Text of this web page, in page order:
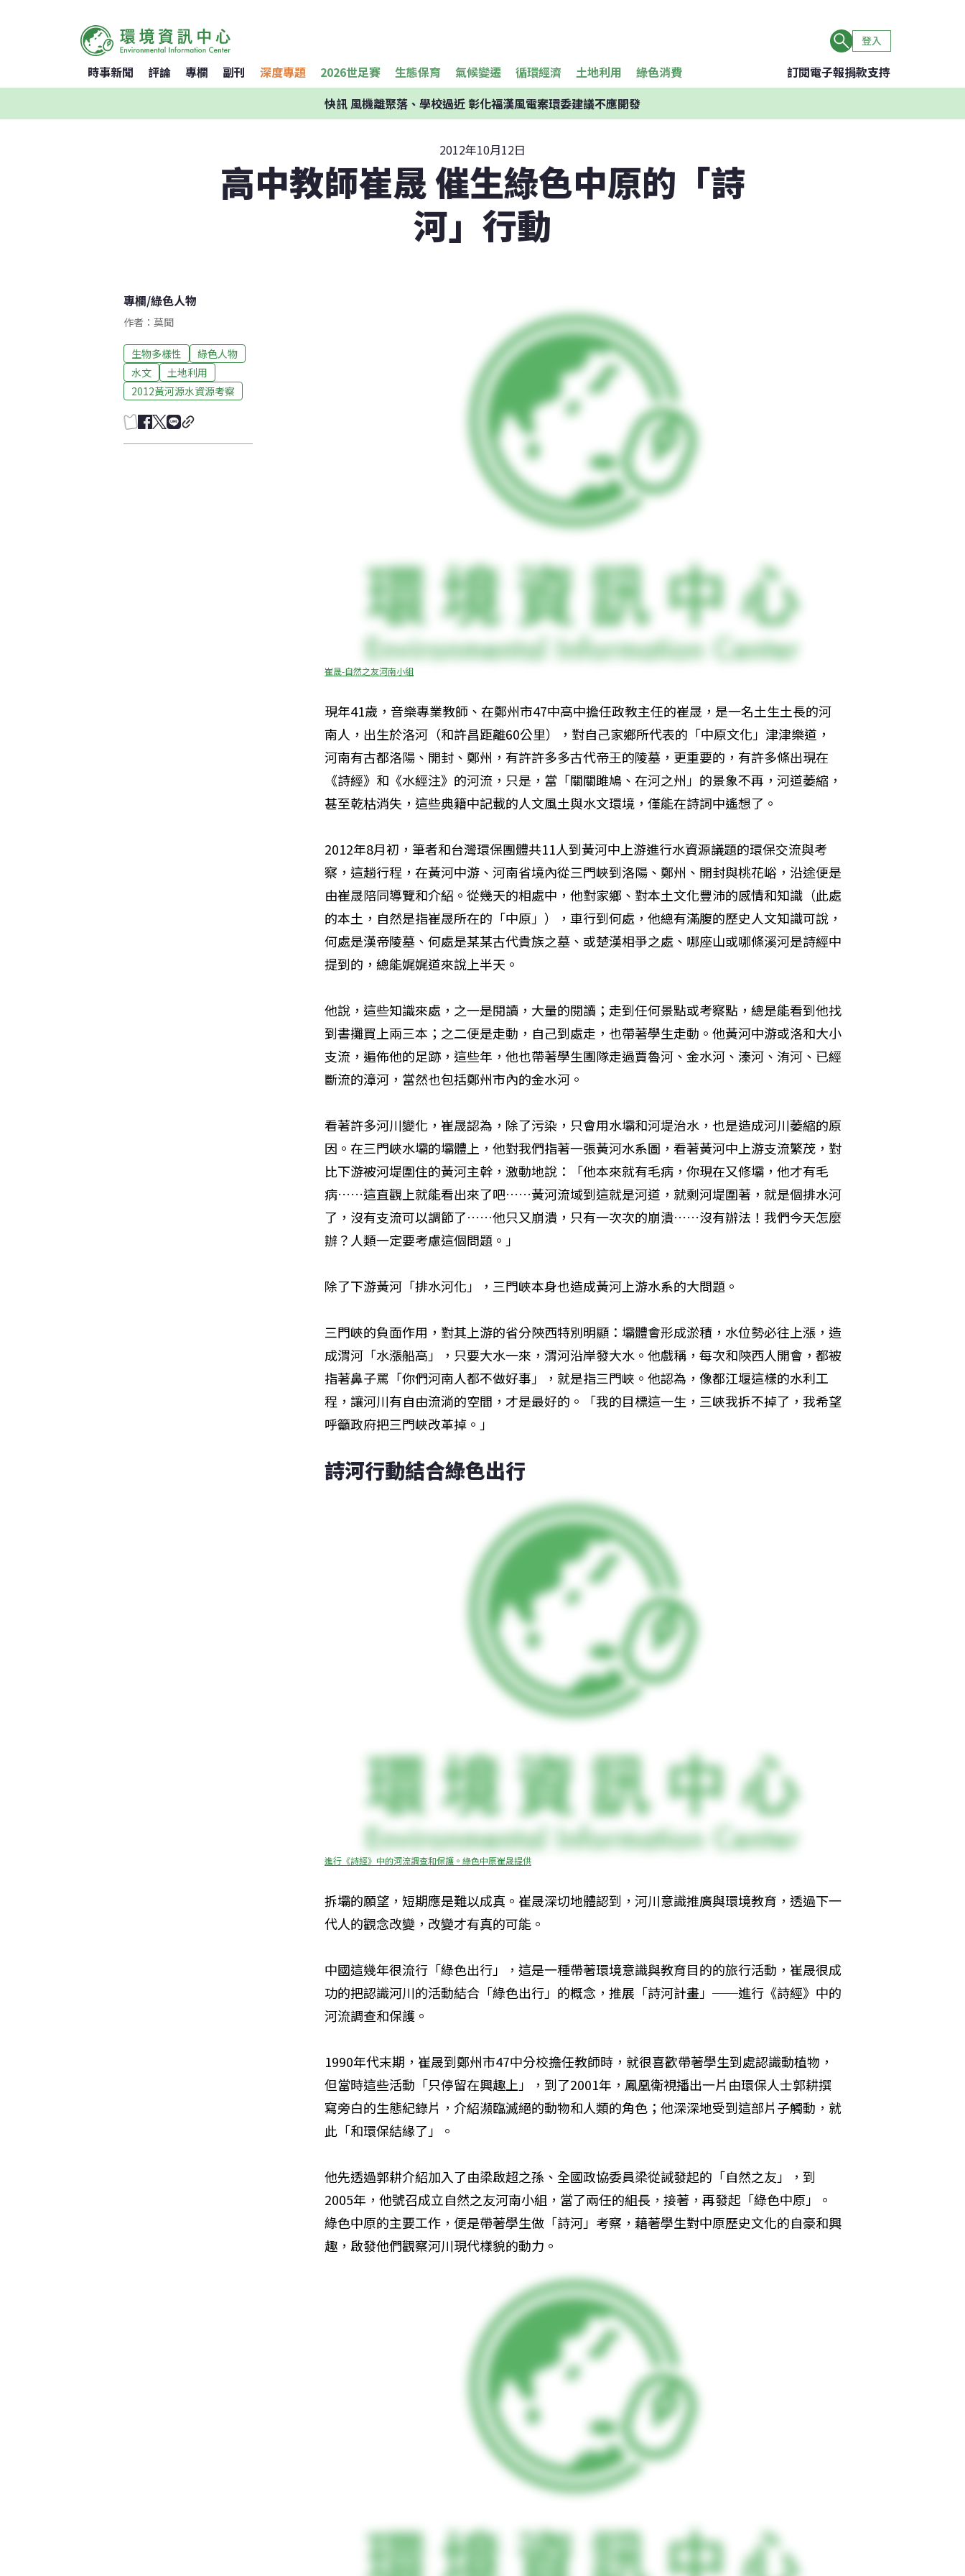
登入
時事新聞 評論 專欄 副刊 深度專題 2026世足賽 生態保育 氣候變遷 循環經濟 土地利用 綠色消費 訂閱電子報捐款支持
快訊風機離聚落、學校過近 彰化福漢風電案環委建議不應開發
2012年10月12日
高中教師崔晟 催生綠色中原的「詩
河」行動
專欄/綠色人物
作者：莫聞
生物多樣性
綠色人物
水文
土地利用
2012黃河源水資源考察
崔晟-自然之友河南小組
現年41歲，音樂專業教師、在鄭州市47中高中擔任政教主任的崔晟，是一名土生土長的河
南人，出生於洛河（和許昌距離60公里），對自己家鄉所代表的「中原文化」津津樂道，
河南有古都洛陽、開封、鄭州，有許許多多古代帝王的陵墓，更重要的，有許多條出現在
《詩經》和《水經注》的河流，只是，當「關關雎鳩、在河之州」的景象不再，河道萎縮，
甚至乾枯消失，這些典籍中記載的人文風土與水文環境，僅能在詩詞中遙想了。
2012年8月初，筆者和台灣環保團體共11人到黃河中上游進行水資源議題的環保交流與考
察，這趟行程，在黃河中游、河南省境內從三門峽到洛陽、鄭州、開封與桃花峪，沿途便是
由崔晟陪同導覽和介紹。從幾天的相處中，他對家鄉、對本土文化豐沛的感情和知識（此處
的本土，自然是指崔晟所在的「中原」），車行到何處，他總有滿腹的歷史人文知識可說，
何處是漢帝陵墓、何處是某某古代貴族之墓、或楚漢相爭之處、哪座山或哪條溪河是詩經中
提到的，總能娓娓道來說上半天。
他說，這些知識來處，之一是閱讀，大量的閱讀；走到任何景點或考察點，總是能看到他找
到書攤買上兩三本；之二便是走動，自己到處走，也帶著學生走動。他黃河中游或洛和大小
支流，遍佈他的足跡，這些年，他也帶著學生團隊走過賈魯河、金水河、溱河、洧河、已經
斷流的漳河，當然也包括鄭州市內的金水河。
看著許多河川變化，崔晟認為，除了污染，只會用水壩和河堤治水，也是造成河川萎縮的原
因。在三門峽水壩的壩體上，他對我們指著一張黃河水系圖，看著黃河中上游支流繁茂，對
比下游被河堤圍住的黃河主幹，激動地說：「他本來就有毛病，你現在又修壩，他才有毛
病……這直觀上就能看出來了吧……黃河流域到這就是河道，就剩河堤圍著，就是個排水河
了，沒有支流可以調節了……他只又崩潰，只有一次次的崩潰……沒有辦法！我們今天怎麼
辦？人類一定要考慮這個問題。」
除了下游黃河「排水河化」，三門峽本身也造成黃河上游水系的大問題。
三門峽的負面作用，對其上游的省分陝西特別明顯：壩體會形成淤積，水位勢必往上漲，造
成渭河「水漲船高」，只要大水一來，渭河沿岸發大水。他戲稱，每次和陝西人開會，都被
指著鼻子罵「你們河南人都不做好事」，就是指三門峽。他認為，像都江堰這樣的水利工
程，讓河川有自由流淌的空間，才是最好的。「我的目標這一生，三峽我拆不掉了，我希望
呼籲政府把三門峽改革掉。」
詩河行動結合綠色出行
進行《詩經》中的河流調查和保護。綠色中原崔晟提供
拆壩的願望，短期應是難以成真。崔晟深切地體認到，河川意識推廣與環境教育，透過下一
代人的觀念改變，改變才有真的可能。
中國這幾年很流行「綠色出行」，這是一種帶著環境意識與教育目的的旅行活動，崔晟很成
功的把認識河川的活動結合「綠色出行」的概念，推展「詩河計畫」──進行《詩經》中的
河流調查和保護。
1990年代末期，崔晟到鄭州市47中分校擔任教師時，就很喜歡帶著學生到處認識動植物，
但當時這些活動「只停留在興趣上」，到了2001年，鳳凰衛視播出一片由環保人士郭耕撰
寫旁白的生態紀錄片，介紹瀕臨滅絕的動物和人類的角色；他深深地受到這部片子觸動，就
此「和環保結緣了」。
他先透過郭耕介紹加入了由梁啟超之孫、全國政協委員梁從誡發起的「自然之友」，到
2005年，他號召成立自然之友河南小組，當了兩任的組長，接著，再發起「綠色中原」。
綠色中原的主要工作，便是帶著學生做「詩河」考察，藉著學生對中原歷史文化的自豪和興
趣，啟發他們觀察河川現代樣貌的動力。